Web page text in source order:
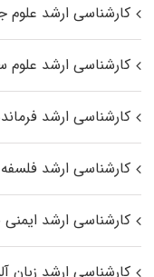
کارشناسی ارشد علوم
کارشناسی ارشد علوم
کارشناسی ارشد
کارشناسی ارشد فلسفه
کارشناسی ارشد
کارشناسی ارشد زبان